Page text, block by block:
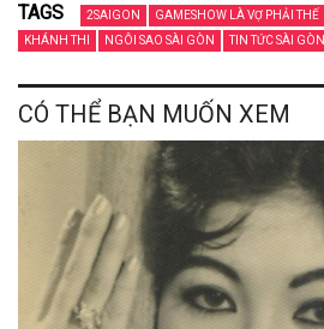
TAGS 2SAIGON
GAMESHOW LÀ VỢ PHẢI THẾ
KHÁNH THI
NGÔI SAO SÀI GÒN TIN TỨC SÀI GÒN
CÓ THỂ BẠN MUỐN XEM